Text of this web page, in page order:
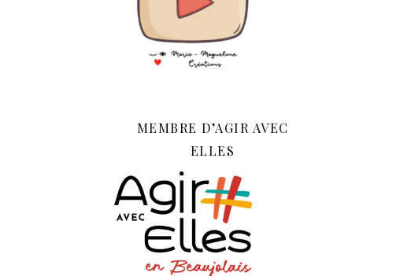
MEMBRE D’AGIR AVEC
ELLES